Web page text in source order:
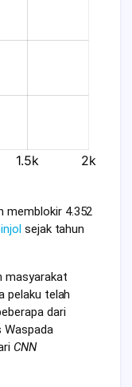
memblokir 4.352
sejak tahun
masyarakat
pelaku telah
dari
Waspada
CNN